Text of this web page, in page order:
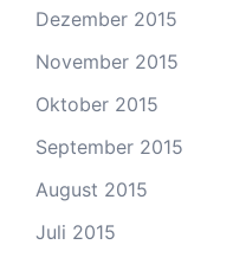
Dezember 2015
November 2015
Oktober 2015
September 2015
August 2015
Juli 2015